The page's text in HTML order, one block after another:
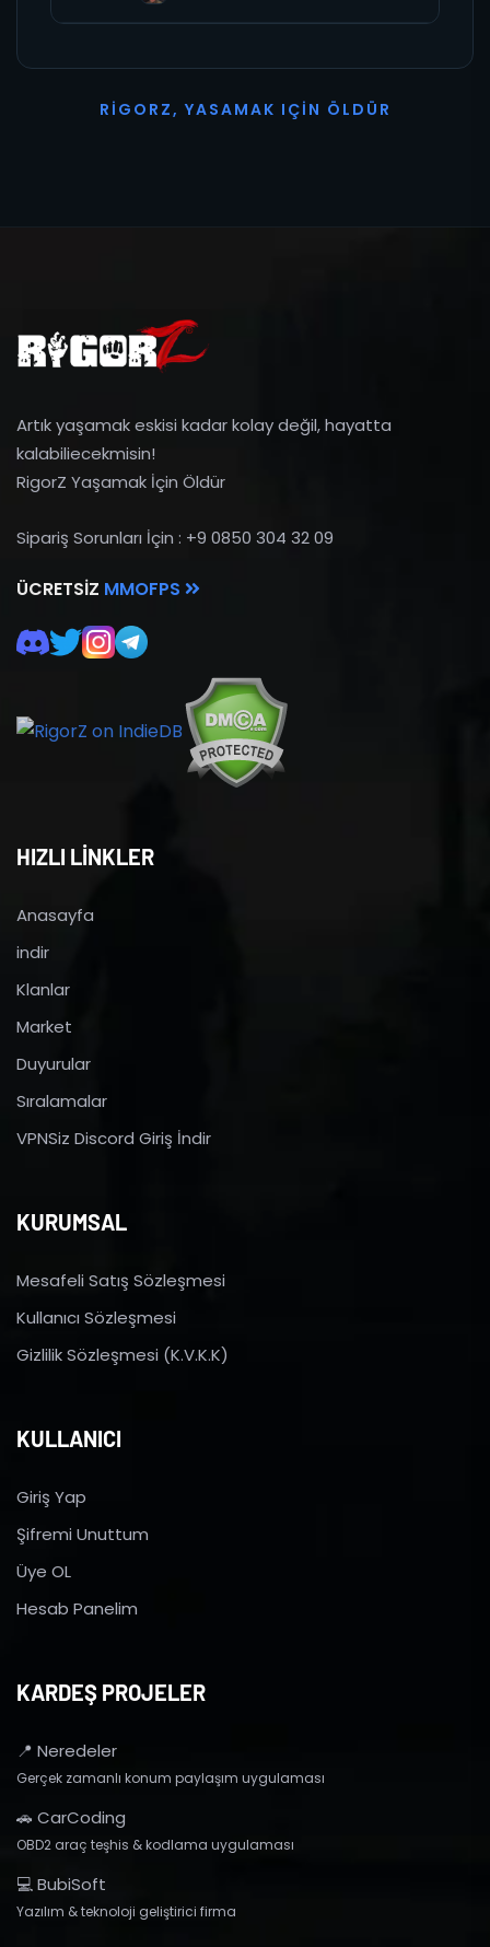
R I G O R Z, YASAMAK I ÇI N Ö L D Ü R
Artık yaşamak eskisi kadar kolay değil, hayatta
kalabiliecekmisin!
RigorZ Yaşamak İçin Öldür
Sipariş Sorunları İçin : +9 0850 304 32 09
ÜCRETSIZ MMOFPS
HIZLI LİNKLER
Anasayfa
indir
Klanlar
Market
Duyurular
Sıralamalar
VPNSiz Discord Giriş İndir
KURUMSAL
Mesafeli Satış Sözleşmesi
Kullanıcı Sözleşmesi
Gizlilik Sözleşmesi (K.V.K.K)
KULLANICI
Giriş Yap
Şifremi Unuttum
Üye OL
Hesab Panelim
KARDEŞ PROJELER
📍 Neredeler
Gerçek zamanlı konum paylaşım uygulaması
🚗 CarCoding
OBD2 araç teşhis & kodlama uygulaması
💻 BubiSoft
Yazılım & teknoloji geliştirici firma